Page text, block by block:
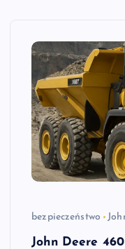
bezpieczeństwo
John Deere